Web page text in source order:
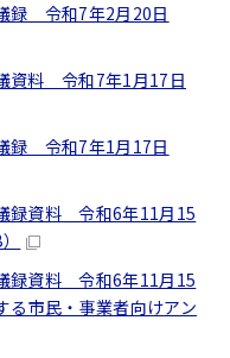
録 令和7年2月20日
資料 令和7年1月17日
録 令和7年1月17日
録資料 令和6年11月15
録資料 令和6年11月15
る市民・事業者向けアン